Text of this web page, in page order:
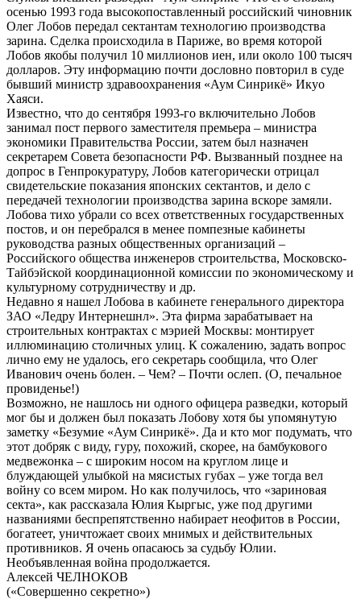
осенью 1993 года высокопоставленный российский чиновник
Олег Лобов передал сектантам технологию производства
зарина. Сделка происходила в Париже, во время которой
Лобов якобы получил 10 миллионов иен, или около 100 тысяч
долларов. Эту информацию почти дословно повторил в суде
бывший министр здравоохранения «Аум Синрикё» Икуо
Хаяси.
Известно, что до сентября 1993-го включительно Лобов
занимал пост первого заместителя премьера – министра
экономики Правительства России, затем был назначен
секретарем Совета безопасности РФ. Вызванный позднее на
допрос в Генпрокуратуру, Лобов категорически отрицал
свидетельские показания японских сектантов, и дело с
передачей технологии производства зарина вскоре замяли.
Лобова тихо убрали со всех ответственных государственных
постов, и он перебрался в менее помпезные кабинеты
руководства разных общественных организаций –
Российского общества инженеров строительства, Московско-
Тайбэйской координационной комиссии по экономическому и
культурному сотрудничеству и др.
Недавно я нашел Лобова в кабинете генерального директора
ЗАО «Ледру Интернешнл». Эта фирма зарабатывает на
строительных контрактах с мэрией Москвы: монтирует
иллюминацию столичных улиц. К сожалению, задать вопрос
лично ему не удалось, его секретарь сообщила, что Олег
Иванович очень болен. – Чем? – Почти ослеп. (О, печальное
провиденье!)
Возможно, не нашлось ни одного офицера разведки, который
мог бы и должен был показать Лобову хотя бы упомянутую
заметку «Безумие «Аум Синрикё». Да и кто мог подумать, что
этот добряк с виду, гуру, похожий, скорее, на бамбукового
медвежонка – с широким носом на круглом лице и
блуждающей улыбкой на мясистых губах – уже тогда вел
войну со всем миром. Но как получилось, что «зариновая
секта», как рассказала Юлия Кыргыс, уже под другими
названиями беспрепятственно набирает неофитов в России,
богатеет, уничтожает своих мнимых и действительных
противников. Я очень опасаюсь за судьбу Юлии.
Необъявленная война продолжается.
Алексей ЧЕЛНОКОВ
(«Совершенно секретно»)